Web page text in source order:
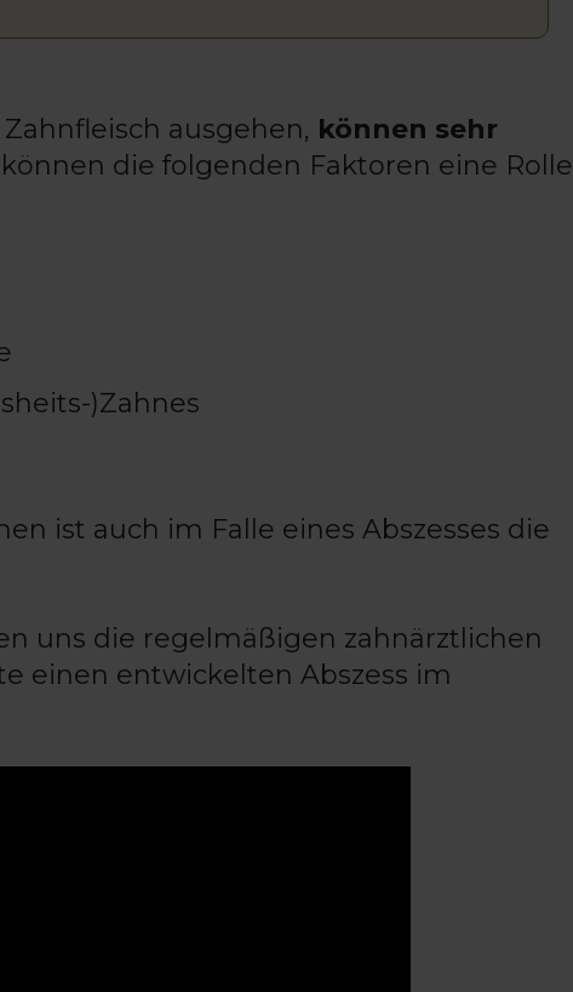
ausgehen, können sehr
die folgenden Faktoren eine Rolle
)Zahnes
ist auch im Falle eines Abszesses die
uns die regelmäßigen zahnärztlichen
einen entwickelten Abszess im